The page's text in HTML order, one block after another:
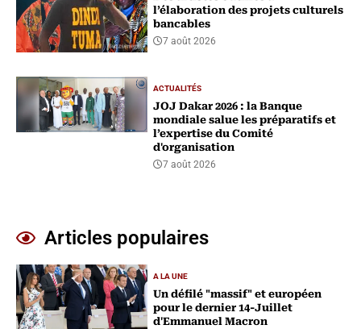
l’élaboration des projets culturels
bancables
7 août 2026
ACTUALITÉS
‎JOJ Dakar 2026 : la Banque
mondiale salue les préparatifs et
l’expertise du Comité
d'organisation
7 août 2026
Articles populaires
A LA UNE
Un défilé "massif" et européen
pour le dernier 14-Juillet
d'Emmanuel Macron